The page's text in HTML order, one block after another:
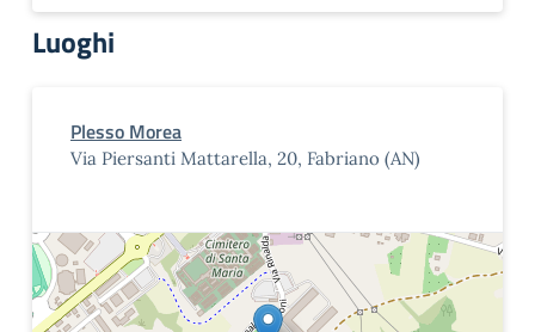
Luoghi
Plesso Morea
Via Piersanti Mattarella, 20, Fabriano (AN)